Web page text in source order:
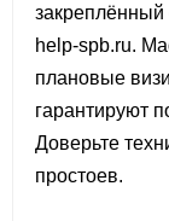
закреплённый
help-spb.ru.
плановые
гарантируют
Доверьте
простоев.